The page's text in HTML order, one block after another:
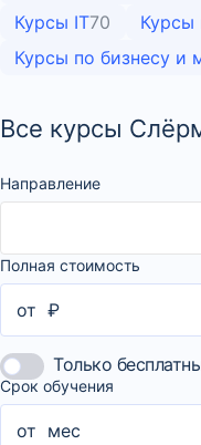
Курсы IT70 Курсы
Курсы по бизнесу и
Все курсы
Направление
Полная стоимость
от ₽
Только
Срок обучения
от мес